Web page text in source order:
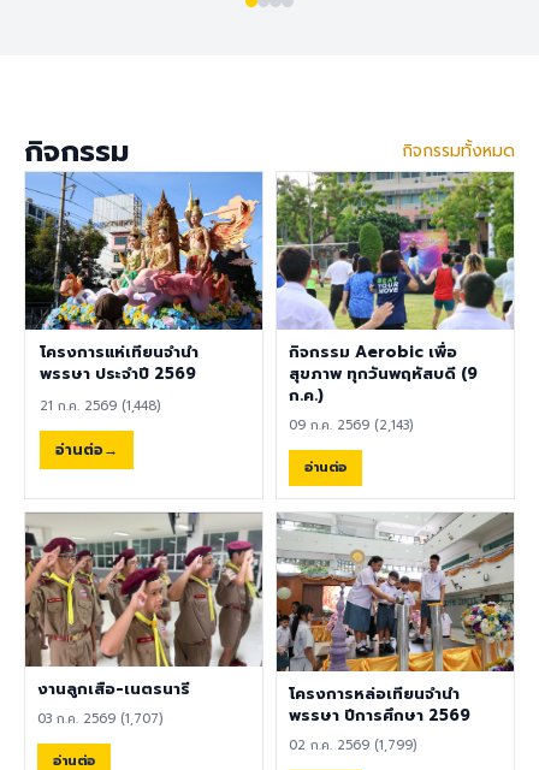
เดือน 30,000 – 40,000
บาท เงินช่วยเหลือค่าที่พัก
6,500 บาท/เดือน สวัสดิการ
การต่ออายุ Visa และ Work
Permit ประกันสุขภาพเอกชน
คุณสมบัติประจำตำแหน่ง สำเร็จ
การศึกษาระดับปริญญาตรี ใน
สาขาวิชาคณิตศาสตร์ ภาษา
อังกฤษ วิทยาศาสตร์
สังคมศึกษา สุขศึกษา/
พลศึกษา ศิลปะ หรือสาขาอื่นที่
เป็นภาษาแม่ (Native English
Speaker) หรือหากไม่ใช่เจ้าของ
ภาษาอังกฤษ TOEIC ไม่ต่ำกว่า
785 คะแนน หากมีประสบการณ์
ด้านการจัดการเรียนการสอนจะ
ได้รับการพิจารณาเป็นพิเศษ
เอกสารประกอบการสมัครและ
การติดต่อ ผู้สนใจสามารถส่ง
ประวัติส่วนตัว (CV), สำเนา
หนังสือเดินทาง (Passport),
สำเนาใบปริญญาบัตร, เอกสาร
รับรองอื่น ๆ ที่เกี่ยวข้อง พร้อม
ทั้งวิดีโอแนะนำตัวสั้น ๆ (Short
กิจกรรม กิจกรรมทั้งหมด
โครงการแห่เทียนจำนำ
พรรษา ประจำปี 2569
21 ก.ค. 2569 (1,448)
อ่านต่อ
กิจกรรม Aerobic เพื่อ
สุขภาพ ทุกวันพฤหัสบดี (9
ก.ค.)
09 ก.ค. 2569 (2,143)
อ่านต่อ
งานลูกเสือ-เนตรนารี
03 ก.ค. 2569 (1,707)
อ่านต่อ
โครงการหล่อเทียนจำนำ
พรรษา ปีการศึกษา 2569
02 ก.ค. 2569 (1,799)